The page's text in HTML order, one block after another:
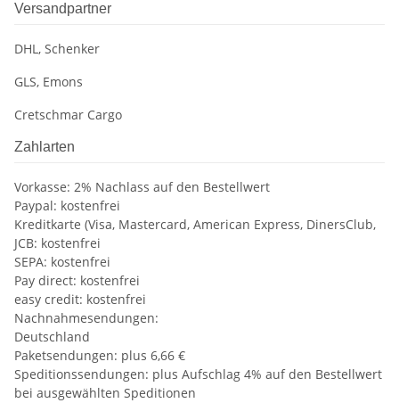
Versandpartner
DHL, Schenker
GLS, Emons
Cretschmar Cargo
Zahlarten
Vorkasse: 2% Nachlass auf den Bestellwert
Paypal: kostenfrei
Kreditkarte (Visa, Mastercard, American Express, DinersClub,
JCB: kostenfrei
SEPA: kostenfrei
Pay direct: kostenfrei
easy credit: kostenfrei
Nachnahmesendungen:
Deutschland
Paketsendungen: plus 6,66 €
Speditionssendungen: plus Aufschlag 4% auf den Bestellwert
bei ausgewählten Speditionen